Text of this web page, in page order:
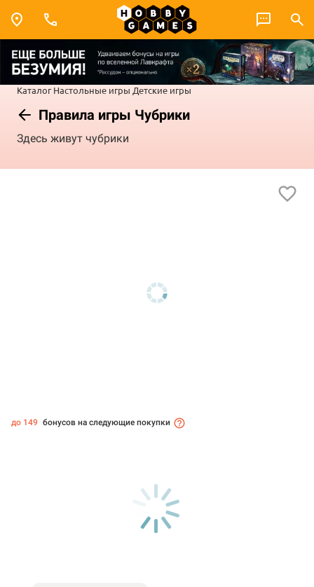
Каталог Настольные игры Детские игры
Правила игры Чубрики
Здесь живут чубрики
до 149 бонусов на следующие покупки